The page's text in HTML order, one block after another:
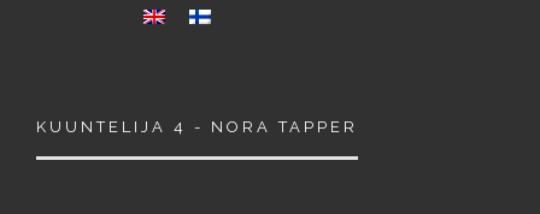
KUUNTELIJA 4 - NORA TAPPER